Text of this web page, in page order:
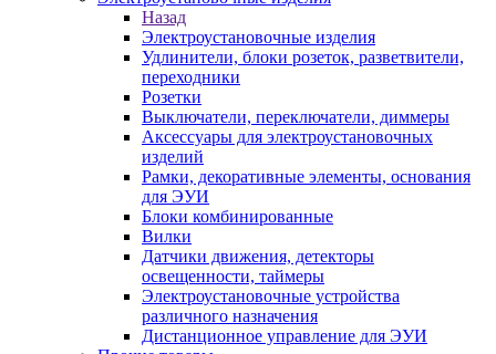
Назад
Электроустановочные изделия
Удлинители, блоки розеток, разветвители,
переходники
Розетки
Выключатели, переключатели, диммеры
Аксессуары для электроустановочных
изделий
Рамки, декоративные элементы, основания
для ЭУИ
Блоки комбинированные
Вилки
Датчики движения, детекторы
освещенности, таймеры
Электроустановочные устройства
различного назначения
Дистанционное управление для ЭУИ